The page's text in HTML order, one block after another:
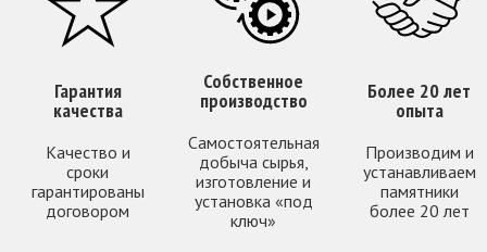
Гарантия
качества
Качество и
сроки
гарантированы
договором
Собственное
производство
Самостоятельная
добыча сырья,
изготовление и
установка «под
ключ»
Более 20 лет
опыта
Производим и
устанавливаем
памятники
более 20 лет